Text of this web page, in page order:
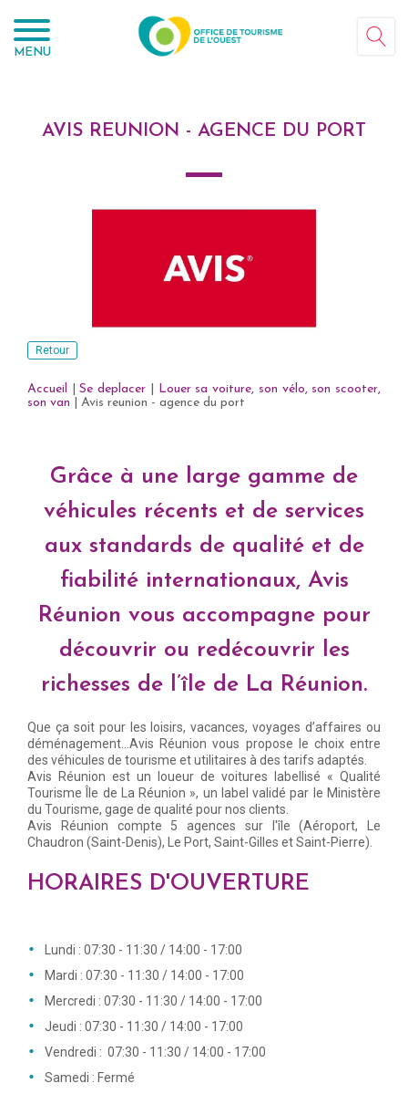
MENU
AVIS REUNION - AGENCE DU PORT
Retour
Accueil |Se deplacer
Louer sa voiture, son vélo, son scooter,
son van
Avis reunion - agence du port
Grâce à une large gamme de
véhicules récents et de services
aux standards de qualité et de
fiabilité internationaux, Avis
Réunion vous accompagne pour
découvrir ou redécouvrir les
richesses de l’île de La Réunion.
Que ça soit pour les loisirs, vacances, voyages d’affaires ou
déménagement…Avis Réunion vous propose le choix entre
des véhicules de tourisme et utilitaires à des tarifs adaptés.
Avis Réunion est un loueur de voitures labellisé « Qualité
Tourisme Île de La Réunion », un label validé par le Ministère
du Tourisme, gage de qualité pour nos clients.
Avis Réunion compte 5 agences sur l'île (Aéroport, Le
Chaudron (Saint-Denis), Le Port, Saint-Gilles et Saint-Pierre).
HORAIRES D'OUVERTURE
Lundi : 07:30 - 11:30 / 14:00 - 17:00
Mardi : 07:30 - 11:30 / 14:00 - 17:00
Mercredi : 07:30 - 11:30 / 14:00 - 17:00
Jeudi : 07:30 - 11:30 / 14:00 - 17:00
Vendredi : 07:30 - 11:30 / 14:00 - 17:00
Samedi : Fermé